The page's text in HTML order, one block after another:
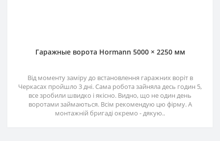
Гаражные ворота Hormann 5000 × 2250 мм
Від моменту заміру до встановлення гаражних воріт в
Черкасах пройшло 3 дні. Сама робота зайняла десь годин 5,
все зробили швидко і якісно. Видно, що не один день
воротами займаються. Всім рекомендую цю фірму. А
монтажній бригаді окремо - дякую..